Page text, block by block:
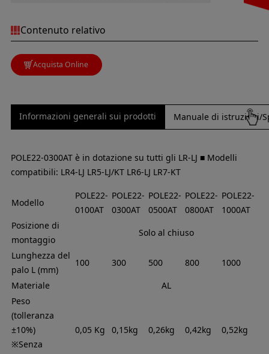
Contenuto relativo
Acquista Online
Informazioni generali sui prodotti Manuale di istruzioni/
POLE22-0300AT è in dotazione su tutti gli LR-LJ ■ Modelli
compatibili: LR4-LJ LR5-LJ/KT LR6-LJ LR7-KT
Modello
POLE22-
0100AT
POLE22-
0300AT
POLE22-
0500AT
POLE22-
0800AT
POLE22-
1000AT
Posizione di
montaggio
Solo al chiuso
Lunghezza del
palo L (mm)
100 300 500 800
1000
Materiale
AL
Peso
(tolleranza
±10%)
※Senza
0,05 Kg 0,15kg 0,26kg 0,42kg 0,52kg